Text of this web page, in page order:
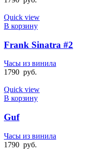
Quick view
В корзину
Frank Sinatra #2
Часы из винила
1790 руб.
Quick view
В корзину
Guf
Часы из винила
1790 руб.